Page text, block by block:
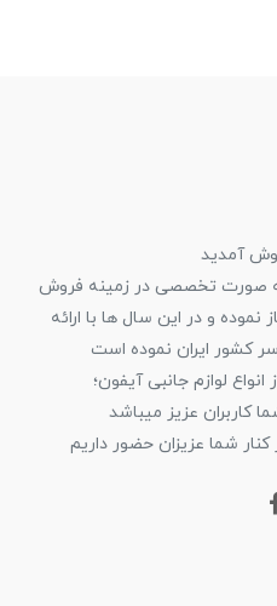
آمدید
صورت تخصصی در زمینه فروش
موبایل از سال ۱۳۹۴ آغاز نموده و در این سال ها با ارائه
کشور ایران نموده است
لوازم جانبی آیفون؛
عزیز میباشد
شما عزیزان حضور داریم